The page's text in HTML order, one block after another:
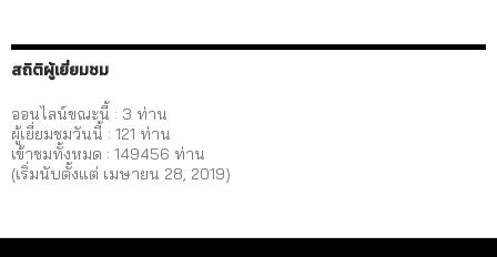
สถิติผู้เยี่ยมชม
ออนไลน์ขณะนี้ : 3 ท่าน
ผู้เยี่ยมชมวันนี้ : 121 ท่าน
เข้าชมทั้งหมด : 149456 ท่าน
(เริ่มนับตั้งแต่ เมษายน 28, 2019)